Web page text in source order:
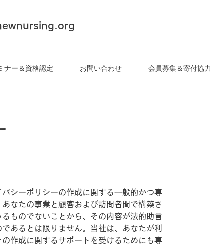
ナー＆資格認定 お問い合わせ 会員募集＆寄付協力
シーポリシーの作成に関する一般的かつ専
なたの事業と顧客および訪問者間で構築さ
ものでないことから、その内容が法的助言
あるとは限りません。当社は、あなたが利
作成に関するサポートを受けるためにも専